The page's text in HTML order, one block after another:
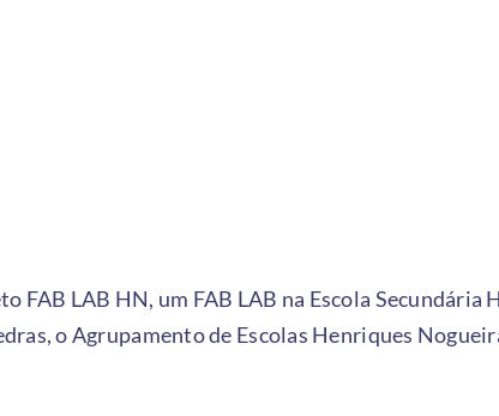
FAB LAB HN, um FAB LAB na Escola
o Agrupamento de Escolas Henriques